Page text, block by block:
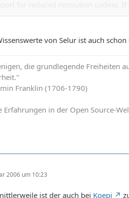
use that feature then the upgrade
since 1.0.3:
Low bitrate quality.
VBV support
Distortion mode decision for bvops
postprocessing functions,
PowerPC port by Christoph Naegeli
CygWin support
von Selur ist auch
die grundlegende Freiheiten
Franklin (1706-1790)
Erfahrungen in der Open Source-
2006 um 10:23
ist der auch bei Koepi